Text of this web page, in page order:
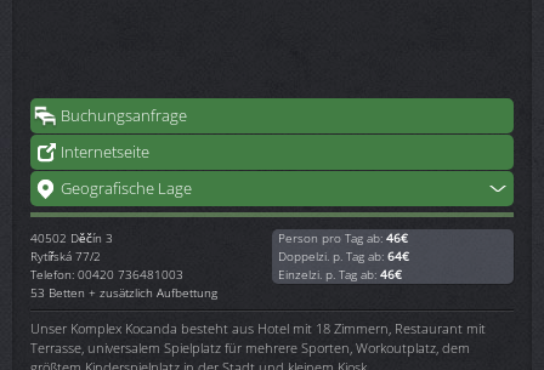
Buchungsanfrage
Internetseite
Geografische Lage
40502 Děčín 3
Rytířská 77/2
Telefon: 00420 736481003
53 Betten + zusätzlich Aufbettung
Person pro Tag ab: 46€
Doppelzi. p. Tag ab: 64€
Einzelzi. p. Tag ab: 46€
Unser Komplex Kocanda besteht aus Hotel mit 18 Zimmern, Restaurant mit
Terrasse, universalem Spielplatz für mehrere Sporten, Workoutplatz, dem